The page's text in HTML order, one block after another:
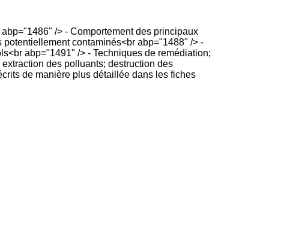
/> - Comportement des principaux
contaminés<br abp="1488" /> -
abp="1491" /> - Techniques de remédiation;
des polluants; destruction des
de manière plus détaillée dans les fiches